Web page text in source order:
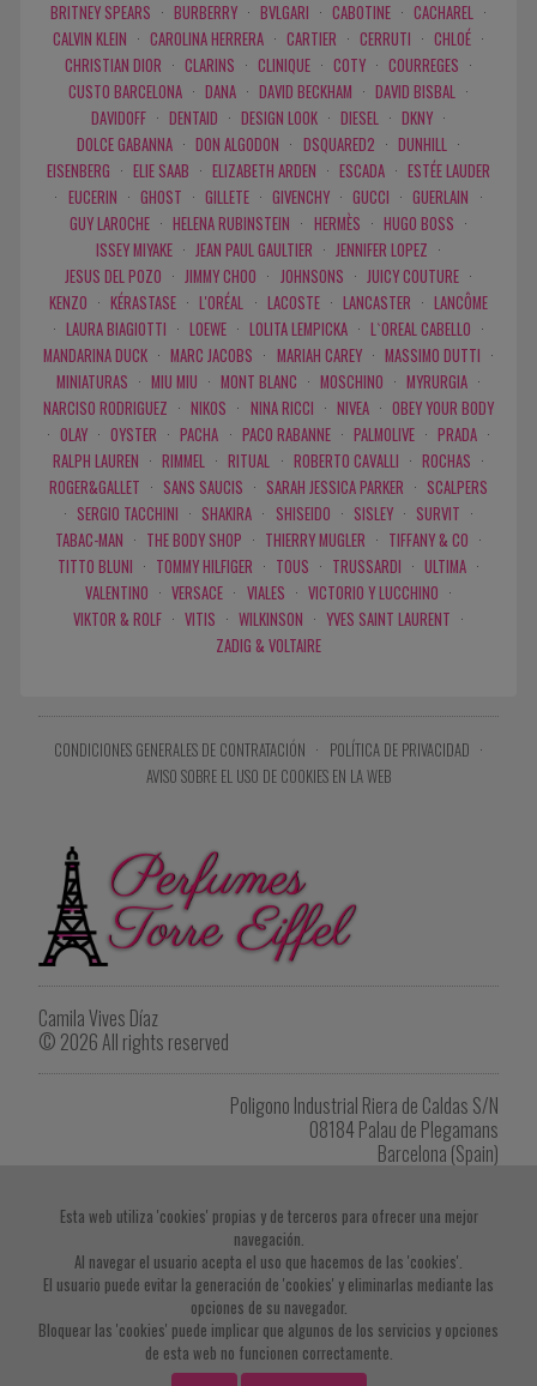
BRITNEY SPEARS · BURBERRY · BVLGARI · CABOTINE · CACHAREL ·
CALVIN KLEIN · CAROLINA HERRERA · CARTIER · CERRUTI · CHLOÉ ·
CHRISTIAN DIOR · CLARINS · CLINIQUE · COTY · COURREGES ·
CUSTO BARCELONA · DANA · DAVID BECKHAM · DAVID BISBAL ·
DAVIDOFF · DENTAID · DESIGN LOOK · DIESEL · DKNY ·
DOLCE GABANNA · DON ALGODON · DSQUARED2 · DUNHILL ·
EISENBERG · ELIE SAAB · ELIZABETH ARDEN · ESCADA · ESTÉE LAUDER
· EUCERIN · GHOST · GILLETE · GIVENCHY · GUCCI · GUERLAIN ·
GUY LAROCHE · HELENA RUBINSTEIN · HERMÈS · HUGO BOSS ·
ISSEY MIYAKE · JEAN PAUL GAULTIER · JENNIFER LOPEZ ·
JESUS DEL POZO · JIMMY CHOO · JOHNSONS · JUICY COUTURE ·
KENZO · KÉRASTASE · L'ORÉAL · LACOSTE · LANCASTER · LANCÔME
· LAURA BIAGIOTTI · LOEWE · LOLITA LEMPICKA · L`OREAL CABELLO ·
MANDARINA DUCK · MARC JACOBS · MARIAH CAREY · MASSIMO DUTTI ·
MINIATURAS · MIU MIU · MONT BLANC · MOSCHINO · MYRURGIA ·
NARCISO RODRIGUEZ · NIKOS · NINA RICCI · NIVEA · OBEY YOUR BODY
· OLAY · OYSTER · PACHA · PACO RABANNE · PALMOLIVE · PRADA ·
RALPH LAUREN · RIMMEL · RITUAL · ROBERTO CAVALLI · ROCHAS ·
ROGER&GALLET · SANS SAUCIS · SARAH JESSICA PARKER · SCALPERS
· SERGIO TACCHINI · SHAKIRA · SHISEIDO · SISLEY · SURVIT ·
TABAC-MAN · THE BODY SHOP · THIERRY MUGLER · TIFFANY & CO ·
TITTO BLUNI · TOMMY HILFIGER · TOUS · TRUSSARDI · ULTIMA ·
VALENTINO · VERSACE · VIALES · VICTORIO Y LUCCHINO ·
VIKTOR & ROLF · VITIS · WILKINSON · YVES SAINT LAURENT ·
ZADIG & VOLTAIRE
CONDICIONES GENERALES DE CONTRATACIÓN · POLÍTICA DE PRIVACIDAD ·
AVISO SOBRE EL USO DE COOKIES EN LA WEB
Camila Vives Díaz
© 2026 All rights reserved
Poligono Industrial Riera de Caldas S/N
08184 Palau de Plegamans
Barcelona (Spain)
Imprimir listado de productos
Esta web utiliza 'cookies' propias y de terceros para ofrecer una mejor
navegación.
Al navegar el usuario acepta el uso que hacemos de las 'cookies'.
El usuario puede evitar la generación de 'cookies' y eliminarlas mediante las
opciones de su navegador.
Bloquear las 'cookies' puede implicar que algunos de los servicios y opciones
de esta web no funcionen correctamente.